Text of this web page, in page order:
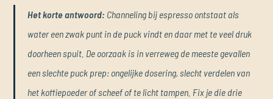
Het korte antwoord: Channeling bij espresso ontstaat als
water een zwak punt in de puck vindt en daar met te veel druk
doorheen spuit. De oorzaak is in verreweg de meeste gevallen
een slechte puck prep: ongelijke dosering, slecht verdelen van
het koffiepoeder of scheef of te licht tampen. Fix je die drie